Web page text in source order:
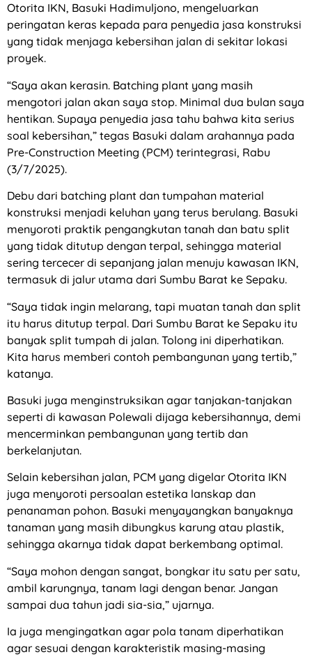
Otorita IKN, Basuki Hadimuljono, mengeluarkan
peringatan keras kepada para penyedia jasa konstruksi
yang tidak menjaga kebersihan jalan di sekitar lokasi
proyek.
“Saya akan kerasin. Batching plant yang masih
mengotori jalan akan saya stop. Minimal dua bulan saya
hentikan. Supaya penyedia jasa tahu bahwa kita serius
soal kebersihan,” tegas Basuki dalam arahannya pada
Pre-Construction Meeting (PCM) terintegrasi, Rabu
(3/7/2025).
Debu dari batching plant dan tumpahan material
konstruksi menjadi keluhan yang terus berulang. Basuki
menyoroti praktik pengangkutan tanah dan batu split
yang tidak ditutup dengan terpal, sehingga material
sering tercecer di sepanjang jalan menuju kawasan IKN,
termasuk di jalur utama dari Sumbu Barat ke Sepaku.
“Saya tidak ingin melarang, tapi muatan tanah dan split
itu harus ditutup terpal. Dari Sumbu Barat ke Sepaku itu
banyak split tumpah di jalan. Tolong ini diperhatikan.
Kita harus memberi contoh pembangunan yang tertib,”
katanya.
Basuki juga menginstruksikan agar tanjakan-tanjakan
seperti di kawasan Polewali dijaga kebersihannya, demi
mencerminkan pembangunan yang tertib dan
berkelanjutan.
Selain kebersihan jalan, PCM yang digelar Otorita IKN
juga menyoroti persoalan estetika lanskap dan
penanaman pohon. Basuki menyayangkan banyaknya
tanaman yang masih dibungkus karung atau plastik,
sehingga akarnya tidak dapat berkembang optimal.
“Saya mohon dengan sangat, bongkar itu satu per satu,
ambil karungnya, tanam lagi dengan benar. Jangan
sampai dua tahun jadi sia-sia,” ujarnya.
Ia juga mengingatkan agar pola tanam diperhatikan
agar sesuai dengan karakteristik masing-masing